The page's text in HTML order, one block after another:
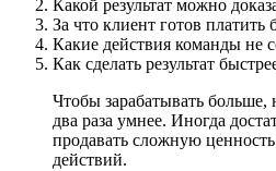
Какой результат можно
За что клиент готов платить
Какие действия команды не
Как сделать результат
Чтобы зарабатывать больше,
два раза умнее. Иногда
продавать сложную
действий.